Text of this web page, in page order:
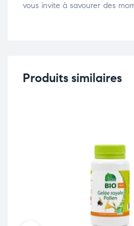
vous invite à savourer des
Produits similaires